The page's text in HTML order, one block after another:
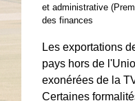
et administrative
des finances
Les exportations
pays hors de
exonérées de la
Certaines